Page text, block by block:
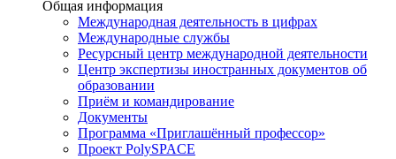
Общая информация
Международная деятельность в цифрах
Международные службы
Ресурсный центр международной деятельности
Центр экспертизы иностранных документов об
образовании
Приём и командирование
Документы
Программа «Приглашённый профессор»
Проект PolySPACE